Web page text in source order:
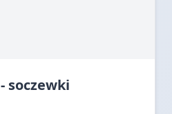
soczewki